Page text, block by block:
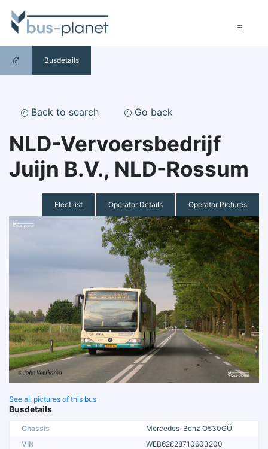
Busdetails
Back to search Go back
NLD-Vervoersbedrijf
Juijn B.V., NLD-Rossum
Fleet list Operator Details Operator Pictures
See all pictures of this bus
Busdetails
Chassis
Mercedes-Benz O530GÜ
VIN
WEB62828710603200